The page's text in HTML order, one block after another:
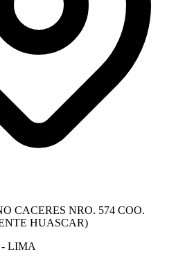
CACERES NRO. 574 COO.
HUASCAR)
LIMA